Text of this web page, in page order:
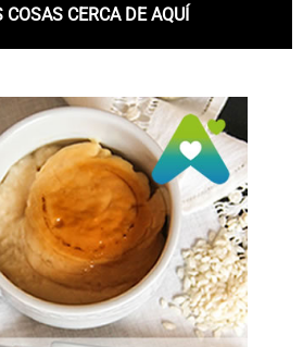
COSAS CERCA DE AQUÍ